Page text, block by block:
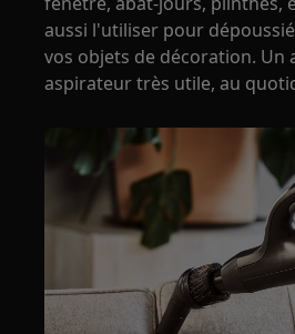
aussi l'utiliser pour
vos objets de décoration. Un
aspirateur très utile, au